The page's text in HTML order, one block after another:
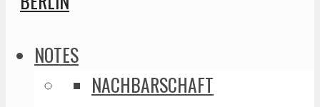
NOTES
NACHBARSCHAFT